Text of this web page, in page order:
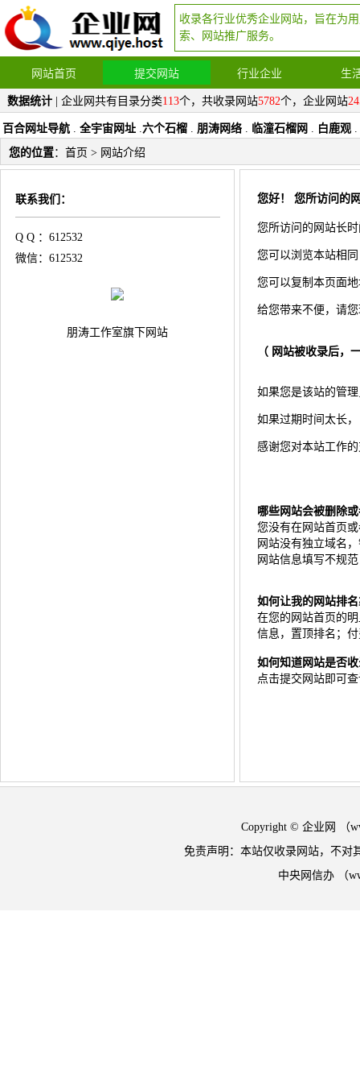
收录各行业优秀企业网站，旨在为
索、网站推广服务。
网站首页 提交网站 行业企业 生
数据统计 | 企业网共有目录分类113个，共收录网站5782个，企业网站
百合网址导航 . 全宇宙网址 .六个石榴 . 朋涛网络 . 临潼石榴网 . 白鹿观 .
您的位置： 首页 > 网站介绍
联系我们：
Q Q ：612532
微信：612532
朋涛工作室旗下网站
您好！ 您所访问的
您所访问的网站长
您可以浏览本站相
您可以复制本页面
给您带来不便，请
（ 网站被收录后，
如果您是该站的管
如果过期时间太长
感谢您对本站工作
哪些网站会被删除
您没有在网站首页
网站没有独立域名
网站信息填写不规
如何让我的网站排
在您的网站首页的
信息，置顶排名；
如何知道网站是否
点击提交网站即可
Copyright © 企业网 （
免责声明：本站仅收录网站，不对
中央网信办 （